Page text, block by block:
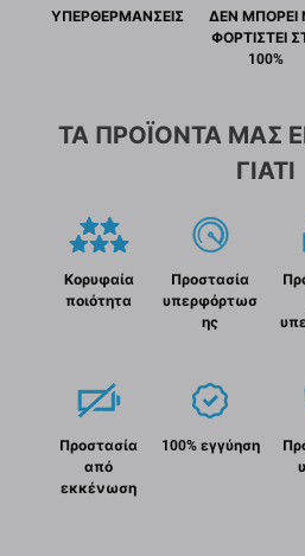
ΥΠΕΡΘΕΡΜΑΝΣΕΙΣ
ΔΕΝ ΜΠΟΡΕΙ
ΦΟΡΤΙΣΤΕΙ
100%
ΤΑ ΠΡΟΪΟΝΤΑ ΜΑΣ
ΓΙΑΤΙ
Κορυφαία
ποιότητα
Προστασία
υπερφόρτωσ
ης
Προστασία
από
εκκένωση
100% εγγύηση